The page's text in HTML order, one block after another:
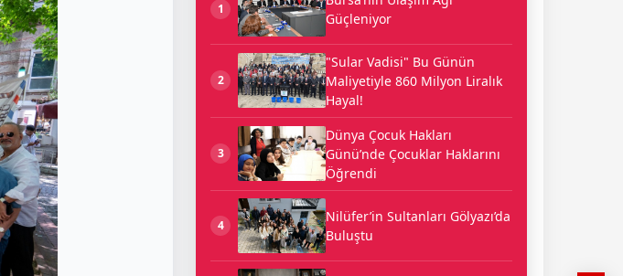
1
Güçleniyor
2
"Sular Vadisi" Bu Günün
Maliyetiyle 860 Milyon Liralık
Hayal!
3
Dünya Çocuk Hakları
Günü’nde Çocuklar Haklarını
Öğrendi
4
Nilüfer’in Sultanları Gölyazı’da
Buluştu